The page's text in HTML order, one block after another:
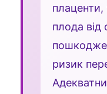
плаценти,
плода від
ризик